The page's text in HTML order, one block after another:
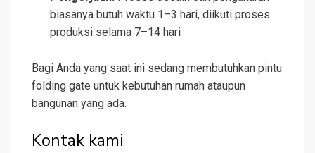
biasanya butuh waktu 1–3 hari, diikuti proses
produksi selama 7–14 hari
Bagi Anda yang saat ini sedang membutuhkan pintu
folding gate untuk kebutuhan rumah ataupun
bangunan yang ada.
Kontak kami